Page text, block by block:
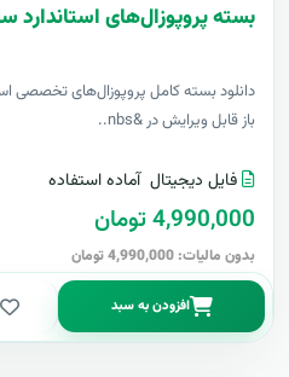
بسته پروپوزال‌های استاندارد
دانلود بسته کامل پروپوزال‌های تخصصی
باز قابل ویرایش در &nbs..
فایل دیجیتال آماده استفاده
4,990,000 تومان
بدون مالیات: 4,990,000 تومان
افزودن به سبد